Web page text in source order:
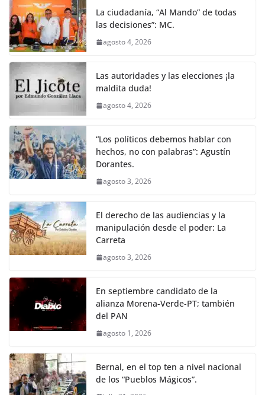
La ciudadanía, “Al Mando” de todas
las decisiones”: MC.
agosto 4, 2026
Las autoridades y las elecciones ¡la
maldita duda!
agosto 4, 2026
“Los políticos debemos hablar con
hechos, no con palabras”: Agustín
Dorantes.
agosto 3, 2026
El derecho de las audiencias y la
manipulación desde el poder: La
Carreta
agosto 3, 2026
En septiembre candidato de la
alianza Morena-Verde-PT; también
del PAN
agosto 1, 2026
Bernal, en el top ten a nivel nacional
de los “Pueblos Mágicos”.